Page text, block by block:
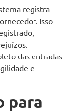
registra
Isso
das entradas
e
para